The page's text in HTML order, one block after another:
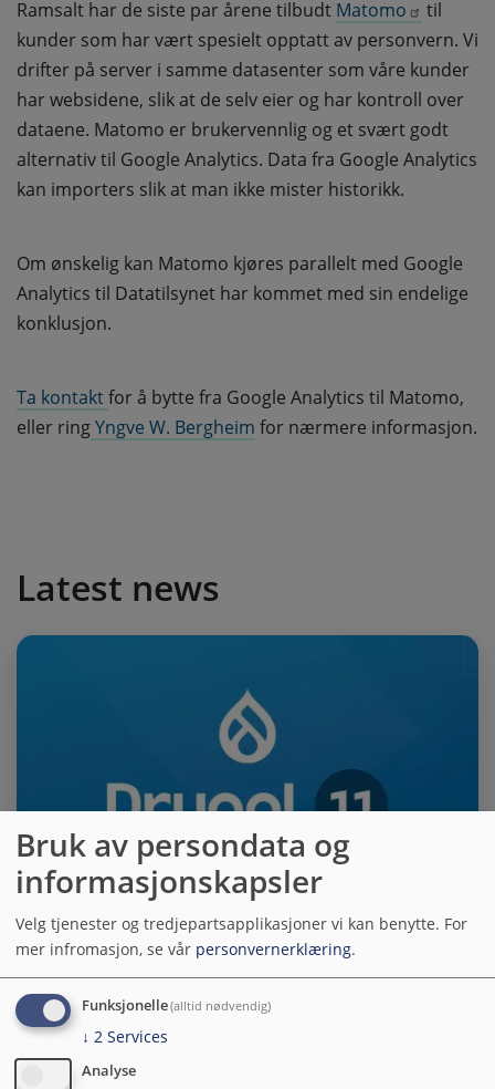
Ramsalt har de siste par årene tilbudt Matomo
til
kunder som har vært spesielt opptatt av personvern. Vi
drifter på server i samme datasenter som våre kunder
har websidene, slik at de selv eier og har kontroll over
dataene. Matomo er brukervennlig og et svært godt
alternativ til Google Analytics. Data fra Google Analytics
kan importers slik at man ikke mister historikk.
Om ønskelig kan Matomo kjøres parallelt med Google
Analytics til Datatilsynet har kommet med sin endelige
konklusjon.
Ta kontakt for å bytte fra Google Analytics til Matomo,
eller ring Yngve W. Bergheim for nærmere informasjon.
Latest news
Hva er nytt i Drupal 11?
Enda raskere, klar for AI og bygg sider uten kode, les hva
som er nytt i Drupal 11!
Yngve W. Bergheim
Bruk av persondata og
informasjonskapsler
Velg tjenester og tredjepartsapplikasjoner vi kan benytte. For
mer infromasjon, se vår personvernerklæring.
Funksjonelle(alltid nødvendig)
↓ 2 Services
Analyse